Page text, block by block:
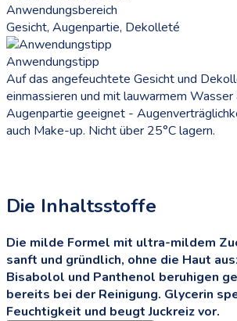
Anwendungsbereich
Gesicht, Augenpartie, Dekolleté
Anwendungstipp
Auf das angefeuchtete Gesicht und
einmassieren und mit lauwarmem Wasser
Augenpartie geeignet -
auch Make-up. Nicht über 25°C lagern.
Die Inhaltsstoffe
Die milde Formel mit ultra-mildem
sanft und gründlich, ohne die Haut
Bisabolol und Panthenol beruhigen
bereits bei der Reinigung. Glycerin
Feuchtigkeit und beugt Juckreiz vor.